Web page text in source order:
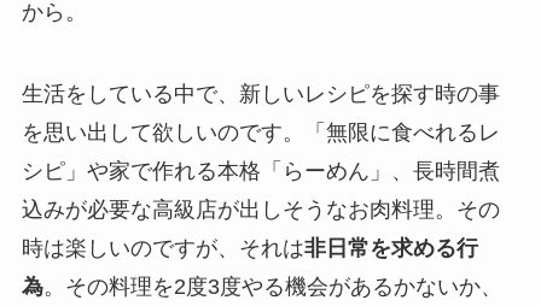
から。
生活をしている中で、新しいレシピを探す時の事
を思い出して欲しいのです。「無限に食べれるレ
シピ」や家で作れる本格「らーめん」、長時間煮
込みが必要な高級店が出しそうなお肉料理。その
時は楽しいのですが、それは非日常を求める行
為。その料理を2度3度やる機会があるかないか、